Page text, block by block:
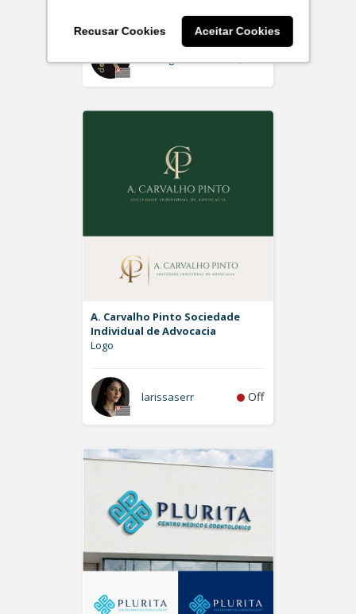
Recusar Cookies Aceitar Cookies
Rdesign SM Off
A. Carvalho Pinto Sociedade
Individual de Advocacia
Logo
larissaserr Off